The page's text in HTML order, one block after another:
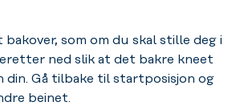
som om du skal stille deg i
ned slik at det bakre kneet
Gå tilbake til startposisjon og
beinet.